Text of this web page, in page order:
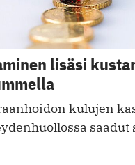
lisäsi
kulujen
saadut